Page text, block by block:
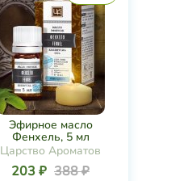
Эфирное масло
Фенхель, 5 мл
Царство Ароматов
203 ₽ 388 ₽